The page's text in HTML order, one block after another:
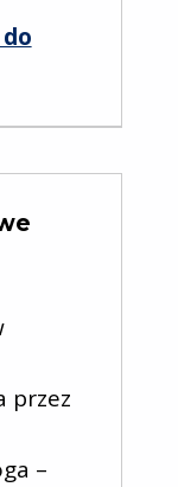
przez
–